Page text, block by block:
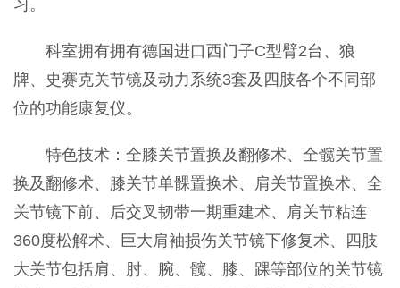
习。
科室拥有拥有德国进口西门子C型臂2台、狼
牌、史赛克关节镜及动力系统3套及四肢各个不同部
位的功能康复仪。
特色技术：全膝关节置换及翻修术、全髋关节置
换及翻修术、膝关节单髁置换术、肩关节置换术、全
关节镜下前、后交叉韧带一期重建术、肩关节粘连
360度松解术、巨大肩袖损伤关节镜下修复术、四肢
大关节包括肩、肘、腕、髋、膝、踝等部位的关节镜